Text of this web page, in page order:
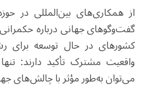
از همکاری‌های بین‌المللی در
گفت‌وگوهای جهانی درباره
کشورهای در حال توسعه برای
واقعیت مشترک تأکید دارند:
می‌توان به‌طور مؤثر با چالش‌های